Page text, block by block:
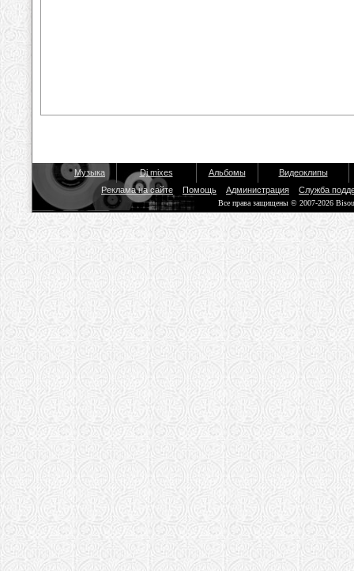
Музыка Dj mixes Альбомы
Видеоклипы
Реклама на сайте
Помощь Администрация Служба
Все права защищены © 2007-2026